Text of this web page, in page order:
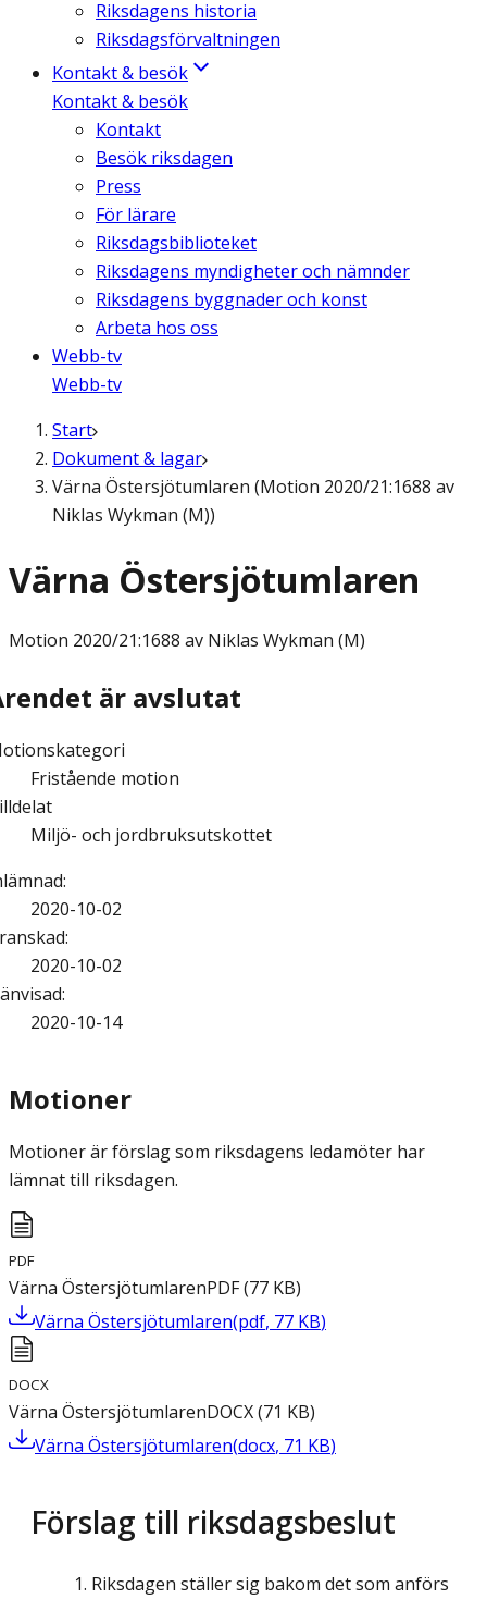
Riksdagens historia
Riksdagsförvaltningen
Kontakt & besök
Kontakt & besök
Kontakt
Besök riksdagen
Press
För lärare
Riksdagsbiblioteket
Riksdagens myndigheter och nämnder
Riksdagens byggnader och konst
Arbeta hos oss
Webb-tv
Webb-tv
Start
Dokument & lagar
Värna Östersjötumlaren (Motion 2020/21:1688 av
Niklas Wykman (M))
Värna Östersjötumlaren
Motion 2020/21:1688 av Niklas Wykman (M)
är avslutat
Fristående motion
Miljö- och jordbruksutskottet
:
2020-10-02
:
2020-10-02
:
2020-10-14
Motioner
Motioner är förslag som riksdagens ledamöter har
lämnat till riksdagen.
PDF
Värna ÖstersjötumlarenPDF(77 KB)
Värna Östersjötumlaren(pdf, 77 KB)
DOCX
Värna ÖstersjötumlarenDOCX(71 KB)
Värna Östersjötumlaren(docx, 71 KB)
Förslag till riksdagsbeslut
Riksdagen ställer sig bakom det som anförs